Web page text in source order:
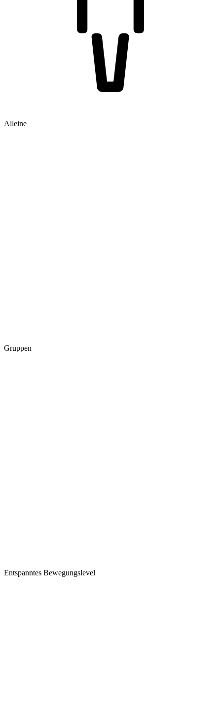
Alleine
Gruppen
Entspanntes Bewegungslevel